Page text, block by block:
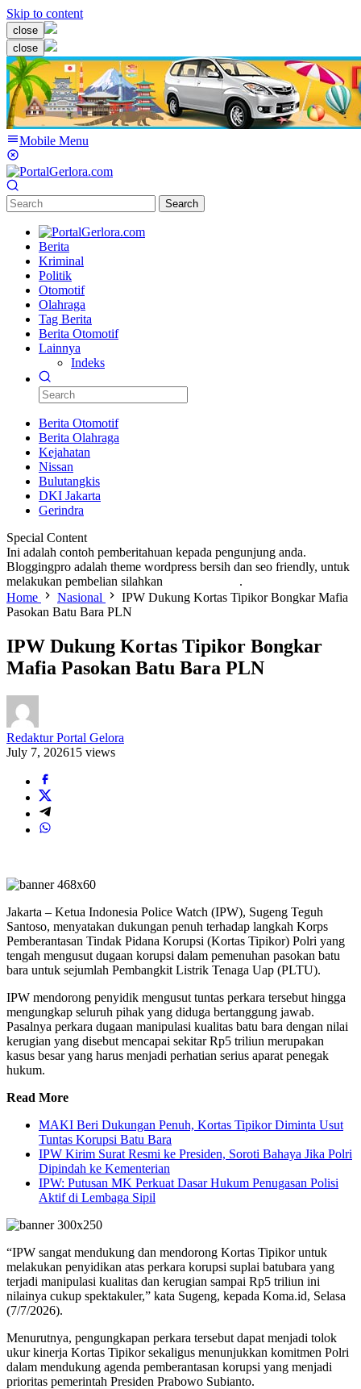
Skip to content
close
close
Mobile Menu
Search
Berita
Kriminal
Politik
Otomotif
Olahraga
Tag Berita
Berita Otomotif
Lainnya
Indeks
Berita Otomotif
Berita Olahraga
Kejahatan
Nissan
Bulutangkis
DKI Jakarta
Gerindra
Special Content
Ini adalah contoh pemberitahuan kepada pengunjung anda.
Bloggingpro adalah theme wordpress bersih dan seo friendly, untuk
melakukan pembelian silahkan
.
Home
Nasional
IPW Dukung Kortas Tipikor Bongkar Mafia
Pasokan Batu Bara PLN
IPW Dukung Kortas Tipikor Bongkar
Mafia Pasokan Batu Bara PLN
Redaktur Portal Gelora
July 7, 202615 views
Jakarta – Ketua Indonesia Police Watch (IPW), Sugeng Teguh
Santoso, menyatakan dukungan penuh terhadap langkah Korps
Pemberantasan Tindak Pidana Korupsi (Kortas Tipikor) Polri yang
tengah mengusut dugaan korupsi dalam pemenuhan pasokan batu
bara untuk sejumlah Pembangkit Listrik Tenaga Uap (PLTU).
IPW mendorong penyidik mengusut tuntas perkara tersebut hingga
mengungkap seluruh pihak yang diduga bertanggung jawab.
Pasalnya perkara dugaan manipulasi kualitas batu bara dengan nilai
kerugian yang disebut mencapai sekitar Rp5 triliun merupakan
kasus besar yang harus menjadi perhatian serius aparat penegak
hukum.
Read More
MAKI Beri Dukungan Penuh, Kortas Tipikor Diminta Usut
Tuntas Korupsi Batu Bara
IPW Kirim Surat Resmi ke Presiden, Soroti Bahaya Jika Polri
Dipindah ke Kementerian
IPW: Putusan MK Perkuat Dasar Hukum Penugasan Polisi
Aktif di Lembaga Sipil
“IPW sangat mendukung dan mendorong Kortas Tipikor untuk
melakukan penyidikan atas perkara korupsi suplai batubara yang
terjadi manipulasi kualitas dan kerugian sampai Rp5 triliun ini
nilainya cukup spektakuler,” kata Sugeng, kepada Koma.id, Selasa
(7/7/2026).
Menurutnya, pengungkapan perkara tersebut dapat menjadi tolok
ukur kinerja Kortas Tipikor sekaligus menunjukkan komitmen Polri
dalam mendukung agenda pemberantasan korupsi yang menjadi
prioritas pemerintah Presiden Prabowo Subianto.